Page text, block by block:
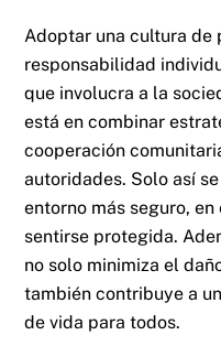
Adoptar una cultura de
responsabilidad
que involucra a la
está en combinar
cooperación
autoridades. Solo así
entorno más seguro,
sentirse protegida.
no solo minimiza el
también contribuye a
de vida para todos.